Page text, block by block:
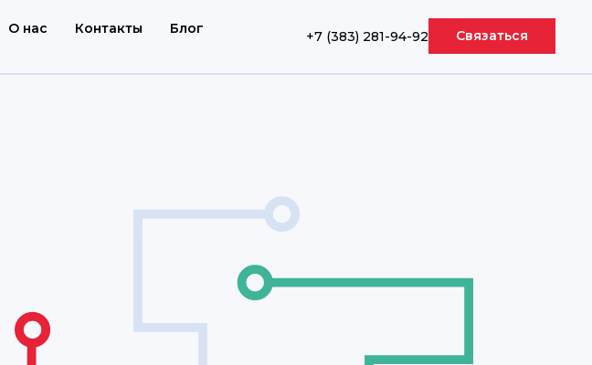
О нас Контакты
Блог
+7 (383) 281-94-92 Связаться